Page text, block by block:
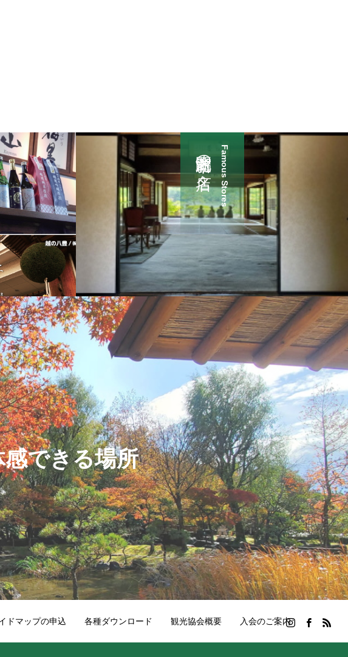
Famous Stores
新潟市北区の名店
できる場所
ドマップの申込 各種ダウンロード 観光協会概要 入会のご案内